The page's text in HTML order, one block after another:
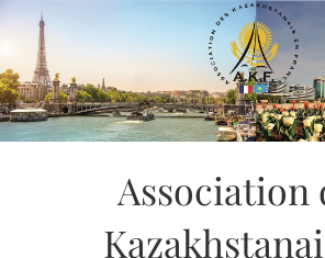
Skip
content
Association